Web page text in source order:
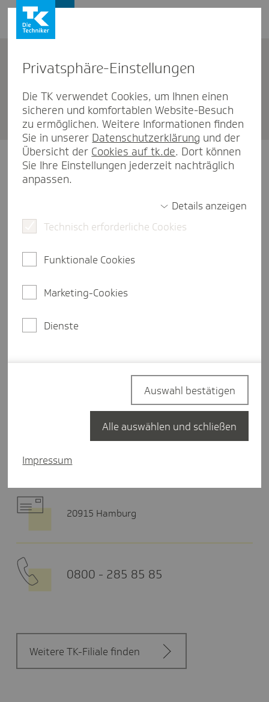
TK Nord­hausen
Unternehmen
Unsere Öffnungszeiten
09:00-15:00 Uhr
Dienstag 12:00-18:00 Uhr
Donnerstag
Vor dem Hagentor 5
20915 Hamburg
0800 - 285 85 85
Weitere TK-Filiale finden
Privat­sphäre-Einstel­lungen
Die TK verwendet Cookies, um Ihnen einen
sicheren und komfortablen Website-Besuch
zu ermöglichen. Weitere Informationen finden
Sie in unserer Datenschutzerklärung und der
Übersicht der Cookies auf tk.de. Dort können
Sie Ihre Einstellungen jederzeit nachträglich
anpassen.
Details anzeigen
Technisch erforderliche Cookies
Funktionale Cookies
Marketing-Cookies
Dienste
Impressum
Auswahl bestätigen
Alle auswählen und schließen